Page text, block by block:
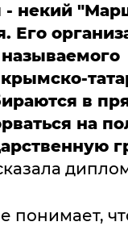
- некий
Его
называемого
в
на
понимает,